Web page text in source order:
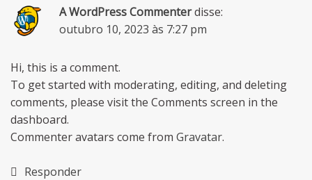
A WordPress Commenterdisse:
outubro 10, 2023 às 7:27 pm
Hi, this is a comment.
To get started with moderating, editing, and deleting
comments, please visit the Comments screen in the
dashboard.
Commenter avatars come from Gravatar.
Responder